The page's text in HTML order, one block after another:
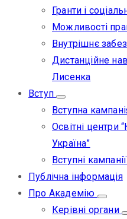
Гранти і
Можливості
Внутрішнє
Дистанційне
Лисенка
Вступ
Вступна
Освітні центри
Україна”
Вступні
Публічна інформація
Про Академію
Керівні органи